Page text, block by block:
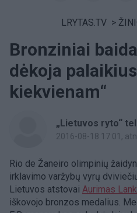
LRYTAS.TV >
Bronziniai
dėkoja
kiekvienam“
„Lietuvos ryto“
2016-08-18 17:01 ,
Rio de Žaneiro olimpinių
irklavimo varžybų vyrų
Lietuvos atstovai Aurimas
iškovojo bronzos medalius.